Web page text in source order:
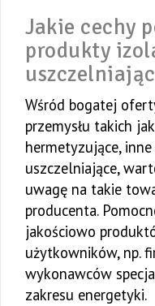
Jakie cechy
produkty
Wśród bogatej
przemysłu takich
hermetyzujące,
uszczelniające,
uwagę na takie
producenta.
jakościowo
użytkowników, np.
wykonawców
zakresu energetyki.